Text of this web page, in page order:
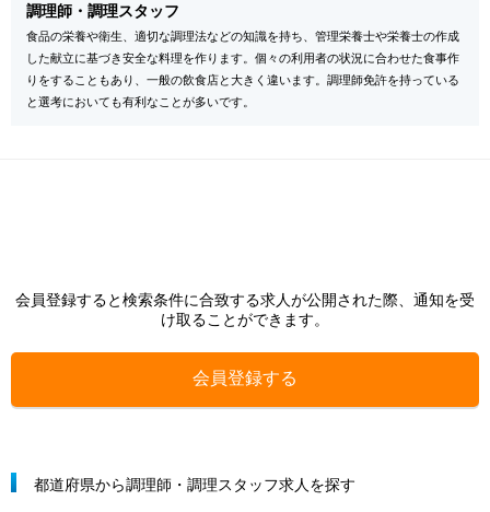
調理師・調理スタッフ
食品の栄養や衛生、適切な調理法などの知識を持ち、管理栄養士や栄養士の作成
した献立に基づき安全な料理を作ります。個々の利用者の状況に合わせた食事作
りをすることもあり、一般の飲食店と大きく違います。調理師免許を持っている
と選考においても有利なことが多いです。
会員登録すると検索条件に合致する求人が公開された際、通知を受
け取ることができます。
会員登録する
都道府県から調理師・調理スタッフ求人を探す